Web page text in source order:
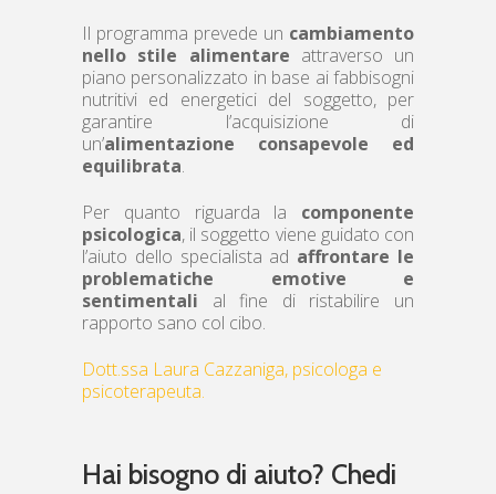
Il programma prevede un cambiamento
nello stile alimentare attraverso un
piano personalizzato in base ai fabbisogni
nutritivi ed energetici del soggetto, per
garantire l’acquisizione di
un’alimentazione consapevole ed
equilibrata.
Per quanto riguarda la componente
psicologica, il soggetto viene guidato con
l’aiuto dello specialista ad affrontare le
problematiche emotive e
sentimentali al fine di ristabilire un
rapporto sano col cibo.
Dott.ssa Laura Cazzaniga, psicologa e
psicoterapeuta.
Hai bisogno di aiuto? Chedi